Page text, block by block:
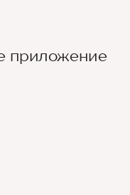
приложение